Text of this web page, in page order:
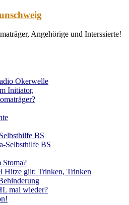
Angehörige und Interssierte!
Okerwelle
Initiator,
BS
Selbsthilfe BS
Stoma?
Hitze gilt: Trinken, Trinken
mal wieder?